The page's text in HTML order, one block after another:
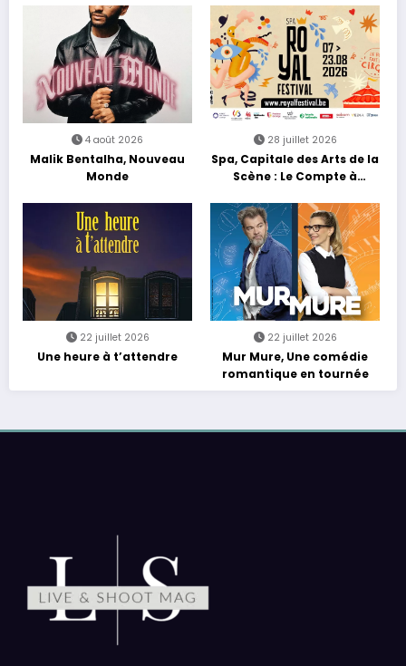
4 août 2026
Malik Bentalha, Nouveau
Monde
28 juillet 2026
Spa, Capitale des Arts de la
Scène : Le Compte à
22 juillet 2026
Une heure à t’attendre
22 juillet 2026
Mur Mure, Une comédie
romantique en tournée